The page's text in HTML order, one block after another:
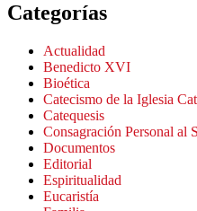
Categorías
Actualidad
Benedicto XVI
Bioética
Catecismo de la Iglesia
Catequesis
Consagración Personal al
Documentos
Editorial
Espiritualidad
Eucaristía